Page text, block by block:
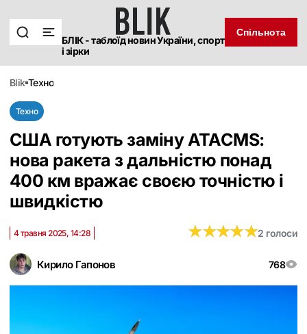
БЛІК - таблоїд новин України, спорт
і зірки
Спільнота
blik техно
Техно
США готують заміну ATACMS:
нова ракета з дальністю понад
400 км вражає своєю точністю і
швидкістю
Кирило Гапонов 768
4 травня 2025, 14:28 ★★★★★
★★★★★2 голоси